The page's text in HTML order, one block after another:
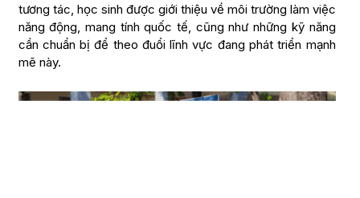
tương tác, học sinh được giới thiệu về môi trường làm việc
năng động, mang tính quốc tế, cũng như những kỹ năng
cần chuẩn bị để theo đuổi lĩnh vực đang phát triển mạnh
mẽ này.